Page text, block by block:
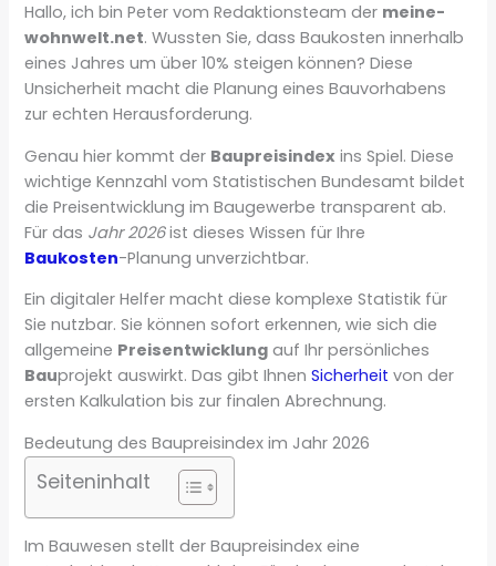
Hallo, ich bin Peter vom Redaktionsteam der meine-
wohnwelt.net. Wussten Sie, dass Baukosten innerhalb
eines Jahres um über 10% steigen können? Diese
Unsicherheit macht die Planung eines Bauvorhabens
zur echten Herausforderung.
Genau hier kommt der Baupreisindex ins Spiel. Diese
wichtige Kennzahl vom Statistischen Bundesamt bildet
die Preisentwicklung im Baugewerbe transparent ab.
Für das Jahr 2026ist dieses Wissen für Ihre
Baukosten-Planung unverzichtbar.
Ein digitaler Helfer macht diese komplexe Statistik für
Sie nutzbar. Sie können sofort erkennen, wie sich die
allgemeine Preisentwicklung auf Ihr persönliches
Bauprojekt auswirkt. Das gibt IhnenSicherheit von der
ersten Kalkulation bis zur finalen Abrechnung.
Bedeutung des Baupreisindex im Jahr 2026
Seiteninhalt
Im Bauwesen stellt der Baupreisindex eine